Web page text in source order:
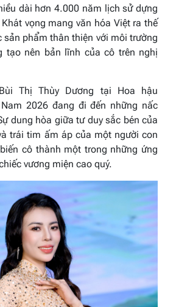
dài hơn 4.000 năm lịch sử dựng
vọng mang văn hóa Việt ra thế
sản phẩm thân thiện với môi trường
tạo nên bản lĩnh của cô trên nghị
Thị Thùy Dương tại Hoa hậu
2026 đang đi đến những nấc
dung hòa giữa tư duy sắc bén của
trái tim ấm áp của một người con
cô thành một trong những ứng
vương miện cao quý.